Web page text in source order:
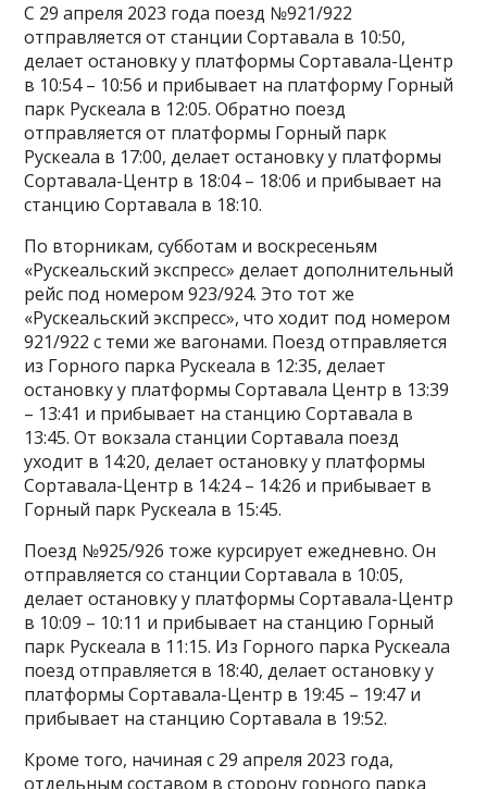
С 29 апреля 2023 года поезд №921/922
отправляется от станции Сортавала в 10:50,
делает остановку у платформы Сортавала-Центр
в 10:54 – 10:56 и прибывает на платформу Горный
парк Рускеала в 12:05. Обратно поезд
отправляется от платформы Горный парк
Рускеала в 17:00, делает остановку у платформы
Сортавала-Центр в 18:04 – 18:06 и прибывает на
станцию Сортавала в 18:10.
По вторникам, субботам и воскресеньям
«Рускеальский экспресс» делает дополнительный
рейс под номером 923/924. Это тот же
«Рускеальский экспресс», что ходит под номером
921/922 с теми же вагонами. Поезд отправляется
из Горного парка Рускеала в 12:35, делает
остановку у платформы Сортавала Центр в 13:39
– 13:41 и прибывает на станцию Сортавала в
13:45. От вокзала станции Сортавала поезд
уходит в 14:20, делает остановку у платформы
Сортавала-Центр в 14:24 – 14:26 и прибывает в
Горный парк Рускеала в 15:45.
Поезд №925/926 тоже курсирует ежедневно. Он
отправляется со станции Сортавала в 10:05,
делает остановку у платформы Сортавала-Центр
в 10:09 – 10:11 и прибывает на станцию Горный
парк Рускеала в 11:15. Из Горного парка Рускеала
поезд отправляется в 18:40, делает остановку у
платформы Сортавала-Центр в 19:45 – 19:47 и
прибывает на станцию Сортавала в 19:52.
Кроме того, начиная с 29 апреля 2023 года,
отдельным составом в сторону горного парка